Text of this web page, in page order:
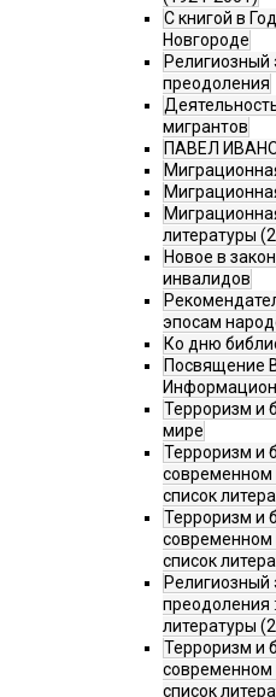
С книгой в
Новгороде
преодоления
мигрантов
ПАВЕЛ
литературы
Новое в
инвалидов
эпосам
Ко дню
Посвящение
Терроризм и
мире
Терроризм и
современном
список
Терроризм и
современном
список
преодоления
литературы
Терроризм и
современном
список